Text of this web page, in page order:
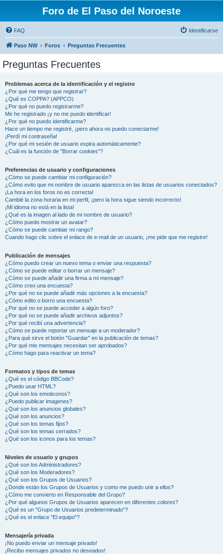
Foro de El Paso del Noroeste
FAQ Identificarse
Paso NW Foros Preguntas Frecuentes
Preguntas Frecuentes
Problemas acerca de la identificación y el registro
¿Por qué me tengo que registrar?
¿Qué es COPPA? (APPCO)
¿Por qué no puedo registrarme?
Me he registrado ¡y no me puedo identificar!
¿Por qué no puedo identificarme?
Hace un tiempo me registré, ¡pero ahora no puedo conectarme!
¡Perdí mi contraseña!
¿Por qué mi sesión de usuario expira automáticamente?
¿Cuál es la función de "Borrar cookies"?
Preferencias de usuario y configuraciones
¿Cómo se puede cambiar mi configuración?
¿Cómo evito que mi nombre de usuario aparezca en las listas de usuarios conectados?
¡La hora en los foros no es correcta!
Cambié la zona horaria en mi perfil, ¡pero la hora sigue siendo incorrecto!
¡Mi idioma no está en la lista!
¿Qué es la imagen al lado de mi nombre de usuario?
¿Cómo puedo mostrar un avatar?
¿Cómo se puede cambiar mi rango?
Cuando hago clic sobre el enlace de e-mail de un usuario, ¡me pide que me registre!
Publicación de mensajes
¿Cómo puedo crear un nuevo tema o enviar una respuesta?
¿Cómo se puede editar o borrar un mensaje?
¿Cómo se puede añadir una firma a mi mensaje?
¿Cómo creo una encuesta?
¿Por qué no se puede añadir más opciones a la encuesta?
¿Cómo edito o borro una encuesta?
¿Por qué no se puede acceder a algún foro?
¿Por qué no se puede añadir archivos adjuntos?
¿Por qué recibí una advertencia?
¿Cómo se puede reportar un mensaje a un moderador?
¿Para qué sirve el botón "Guardar" en la publicación de temas?
¿Por qué mis mensajes necesitan ser aprobados?
¿Cómo hago para reactivar un tema?
Formatos y tipos de temas
¿Qué es el código BBCode?
¿Puedo usar HTML?
¿Qué son los emoticonos?
¿Puedo publicar imagenes?
¿Qué son los anuncios globales?
¿Qué son los anuncios?
¿Qué son los temas fijos?
¿Qué son los temas cerrados?
¿Qué son los iconos para los temas?
Niveles de usuario y grupos
¿Qué son los Administradores?
¿Qué son los Moderadores?
¿Qué son los Grupos de Usuarios?
¿Donde están los Grupos de Usuarios y como me puedo unir a ellos?
¿Cómo me convierto en Responsable del Grupo?
¿Por qué algunos Grupos de Usuarios aparecen en diferentes colores?
¿Qué es un "Grupo de Usuarios predeterminado"?
¿Qué es el enlace "El equipo"?
Mensajería privada
¡No puedo enviar un mensaje privado!
¡Recibo mensajes privados no deseados!